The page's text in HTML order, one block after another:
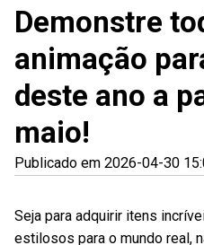
Demonstre
animação
deste ano a
maio!
Publicado em 2026-04-30
Seja para adquirir itens
estilosos para o mundo real,